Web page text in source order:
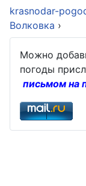
krasnodar-
Волковка ›
Можно
погоды
письмом на